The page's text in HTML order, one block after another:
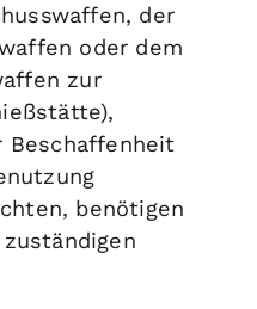
der
oder dem
zur
Beschaffenheit
benötigen